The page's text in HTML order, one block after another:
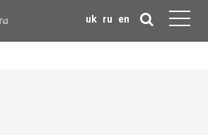
uk ru en